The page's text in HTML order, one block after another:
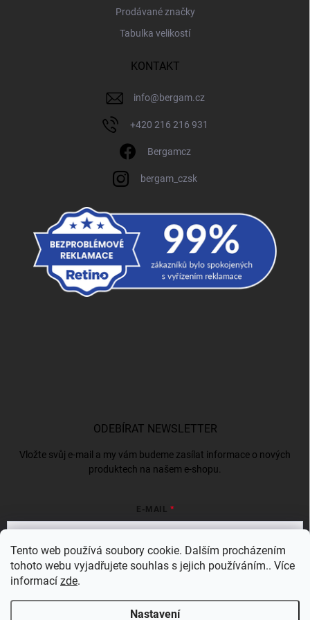
Tento web používá soubory cookie. Dalším procházením
tohoto webu vyjadřujete souhlas s jejich používáním.. Více
informací zde.
Nastavení
Prodávané značky
Tabulka velikostí
KONTAKT
info@bergam.cz
+420 216 216 931
Bergamcz
bergam_czsk
ODEBÍRAT NEWSLETTER
Vložte svůj e-mail a my vám budeme zasílat informace o nových
produktech na našem e-shopu.
E-MAIL
Vložením e-mailu souhlasíte s
Přihlásit se